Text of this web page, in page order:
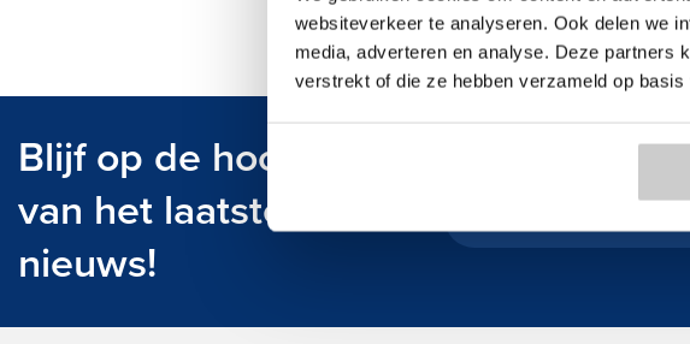
websiteverkeer te analyseren. Ook delen we
media, adverteren en analyse. Deze partners
verstrekt of die ze hebben verzameld op
Blijf op de hoogte
van het laatste
nieuws!